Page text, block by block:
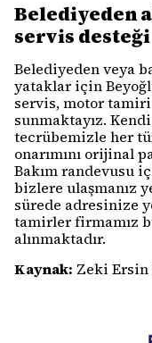
Belediyeden
servis
Belediyeden veya
yataklar için
servis, motor
sunmaktayız.
tecrübemizle her
onarımını orijinal
Bakım randevusu
bizlere ulaşmanız
sürede adresinize
tamirler firmamız
alınmaktadır.
Kaynak: Zeki Ersin